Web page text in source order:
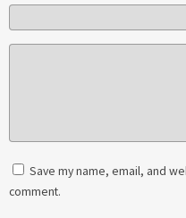
Save my name, email, and
comment.